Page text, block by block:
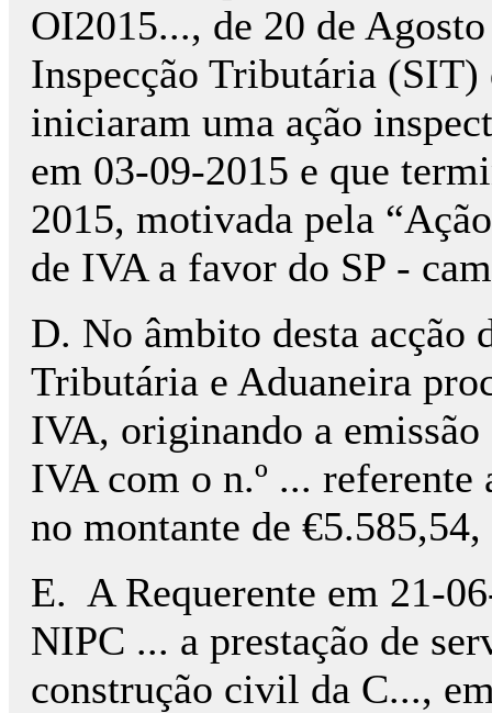
OI2015..., de 20 de
Inspecção Tributária (SIT)
iniciaram uma ação
em 03-09-2015 e que
2015, motivada pela
de IVA a favor do SP -
D. No âmbito desta acção
Tributária e Aduaneira
IVA, originando a
IVA com o n.º ...
no montante de
E. A Requerente em 21-
NIPC ... a prestação de
construção civil da C...,